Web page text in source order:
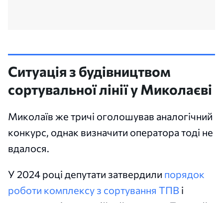
Ситуація з будівництвом
сортувальної лінії у Миколаєві
Миколаїв же тричі оголошував аналогічний
конкурс, однак визначити оператора тоді не
вдалося.
У 2024 році депутати затвердили порядок
роботи комплексу з сортування ТПВ і